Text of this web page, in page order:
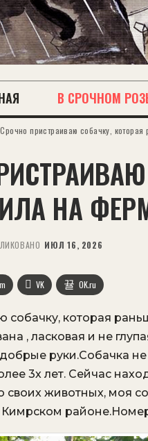
В СРОЧНОМ
Срочно пристраиваю собачку,
НА
ИЮЛ 16, 2026
VK OK.ru
собачку, которая
, ласковая и не
добрые руки.Собачка
3х лет. Сейчас
животных, моя
Кимрском